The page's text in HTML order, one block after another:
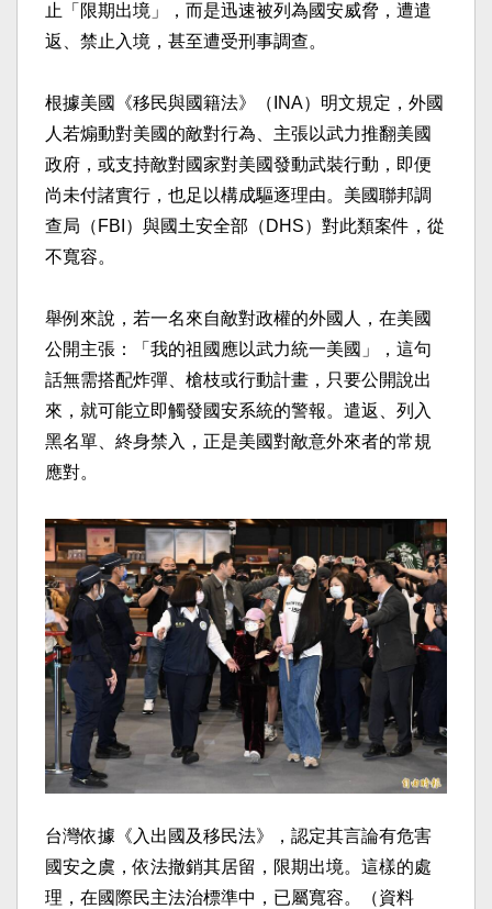
止「限期出境」，而是迅速被列為國安威脅，遭遣
返、禁止入境，甚至遭受刑事調查。
根據美國《移民與國籍法》（INA）明文規定，外國
人若煽動對美國的敵對行為、主張以武力推翻美國
政府，或支持敵對國家對美國發動武裝行動，即便
尚未付諸實行，也足以構成驅逐理由。美國聯邦調
查局（FBI）與國土安全部（DHS）對此類案件，從
不寬容。
舉例來說，若一名來自敵對政權的外國人，在美國
公開主張：「我的祖國應以武力統一美國」，這句
話無需搭配炸彈、槍枝或行動計畫，只要公開說出
來，就可能立即觸發國安系統的警報。遣返、列入
黑名單、終身禁入，正是美國對敵意外來者的常規
應對。
台灣依據《入出國及移民法》，認定其言論有危害
國安之虞，依法撤銷其居留，限期出境。這樣的處
理，在國際民主法治標準中，已屬寬容。（資料